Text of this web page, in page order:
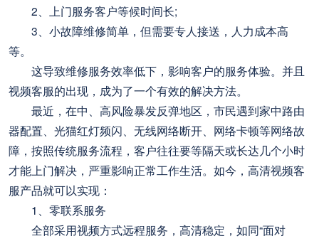
2、上门服务客户等候时间长;
3、小故障维修简单，但需要专人接送，人力成本高
等。
这导致维修服务效率低下，影响客户的服务体验。并且
视频客服的出现，成为了一个有效的解决方法。
最近，在中、高风险暴发反弹地区，市民遇到家中路由
器配置、光猫红灯频闪、无线网络断开、网络卡顿等网络故
障，按照传统服务流程，客户往往要等隔天或长达几个小时
才能上门解决，严重影响正常工作生活。如今，高清视频客
服产品就可以实现：
1、零联系服务
全部采用视频方式远程服务，高清稳定，如同“面对